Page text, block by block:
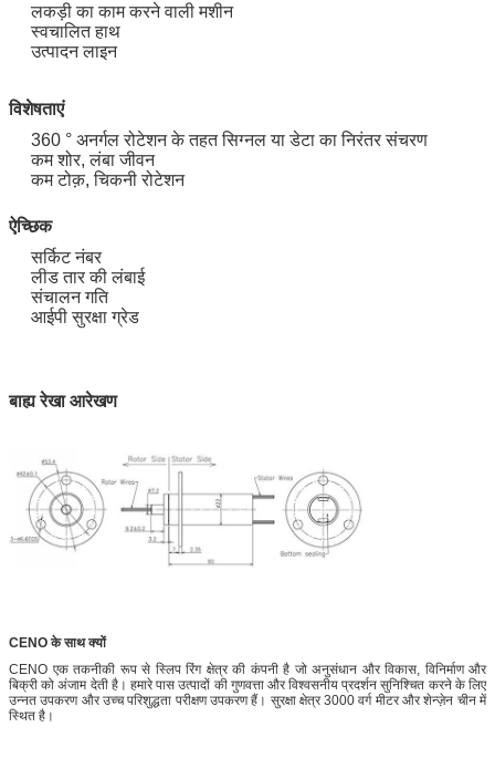
लकड़ी का काम करने वाली मशीन
स्वचालित हाथ
उत्पादन लाइन
विशेषताएं
360 ° अनर्गल रोटेशन के तहत सिग्नल या डेटा का निरंतर संचरण
कम शोर, लंबा जीवन
कम टोक़, चिकनी रोटेशन
ऐच्छिक
सर्किट नंबर
लीड तार की लंबाई
संचालन गति
आईपी ​​सुरक्षा ग्रेड
बाह्य रेखा आरेखण
CENO के साथ क्यों
CENO एक तकनीकी रूप से स्लिप रिंग क्षेत्र की कंपनी है जो अनुसंधान और विकास, विनिर्माण और
बिक्री को अंजाम देती है। हमारे पास उत्पादों की गुणवत्ता और विश्वसनीय प्रदर्शन सुनिश्चित करने के लिए
उन्नत उपकरण और उच्च परिशुद्धता परीक्षण उपकरण हैं। सुरक्षा क्षेत्र 3000 वर्ग मीटर और शेन्ज़ेन चीन में
स्थित है।